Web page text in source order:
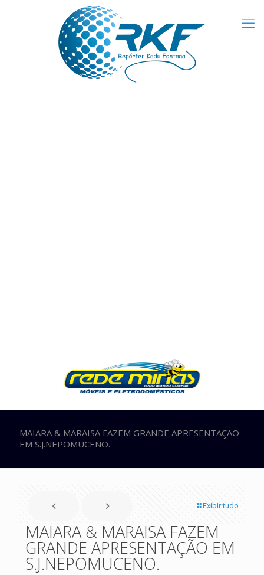
MAIARA & MARAISA FAZEM GRANDE APRESENTAÇÃO
EM S.J.NEPOMUCENO.
Exibir tudo
MAIARA & MARAISA FAZEM
GRANDE APRESENTAÇÃO EM
S.J.NEPOMUCENO.